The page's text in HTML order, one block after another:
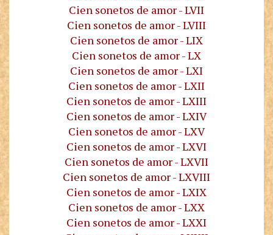
Cien sonetos de amor - LVII
Cien sonetos de amor - LVIII
Cien sonetos de amor - LIX
Cien sonetos de amor - LX
Cien sonetos de amor - LXI
Cien sonetos de amor - LXII
Cien sonetos de amor - LXIII
Cien sonetos de amor - LXIV
Cien sonetos de amor - LXV
Cien sonetos de amor - LXVI
Cien sonetos de amor - LXVII
Cien sonetos de amor - LXVIII
Cien sonetos de amor - LXIX
Cien sonetos de amor - LXX
Cien sonetos de amor - LXXI